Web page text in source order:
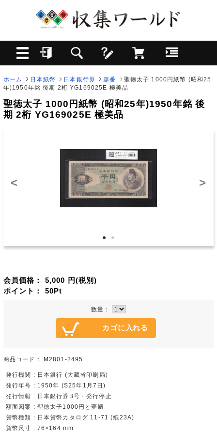
ホーム 日本紙幣 日本銀行券 趣番
聖徳太子 1000円紙幣 (昭和25
年)1950年銘 後期 2桁 YG169025E 極美品
聖徳太子 1000円紙幣 (昭和25年)1950年銘 後
期 2桁 YG169025E 極美品
< >
会員価格： 5,000 円(税別)
ポイント： 50Pt
数量：
商品コード： M2801-2495
発行機関 : 日本銀行 (大蔵省印刷局)
発行年号 : 1950年 (S25年1月7日)
発行情報 : 日本銀行券B号・発行停止
額面図案 : 聖徳太子1000円と夢殿
貨幣種類 : 日本貨幣カタログ 11-71 (紙23A)
貨幣尺寸 : 76×164 mm